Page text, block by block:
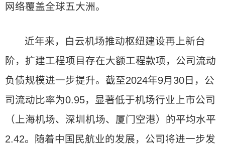
网络覆盖全球五大洲。
近年来，白云机场推动枢纽建设再上新台
阶，扩建工程项目存在大额工程款项，公司流动
负债规模进一步提升。截至2024年9月30日，公
司流动比率为0.95，显著低于机场行业上市公司
（上海机场、深圳机场、厦门空港）的平均水平
2.42。随着中国民航业的发展，公司将进一步发